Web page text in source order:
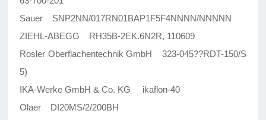
Sauer SNP2NN/017RN01BAP1F5F4NNNN/NNNNN
ZIEHL-ABEGG RH35B-2EK.6N2R, 110609
Rosler Oberflachentechnik GmbH 323-045??RDT-150/S
5)
IKA-Werke GmbH & Co. KG ikaflon-40
Olaer DI20MS/2/200BH